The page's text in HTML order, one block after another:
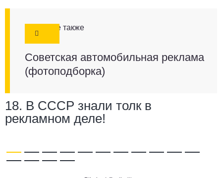
Смотрите также
Советская автомобильная реклама
(фотоподборка)
18. В СССР знали толк в
рекламном деле!